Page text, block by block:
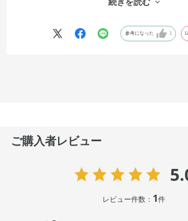
参考になった 1
ご購入者レビュー
レビュー件数： 1件